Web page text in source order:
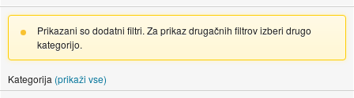
Prikazani so dodatni filtri. Za prikaz drugačnih filtrov izberi drugo
kategorijo.
Kategorija (prikaži vse)